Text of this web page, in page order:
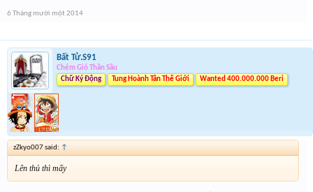
6 Tháng mười một 2014
Bất Tử.S91
Chém Gió Thần Sầu
Chữ Ký Động
Tung Hoành Tân Thế Giới Wanted 400.000.000 Beri
zZkyo007 said: ↑
Lên thủ thì mấy